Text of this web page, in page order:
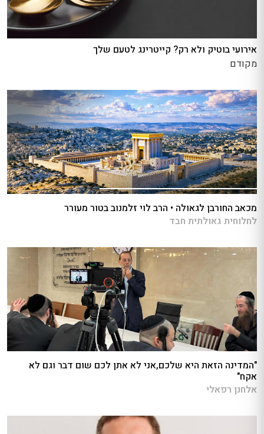
אירועי בוטיק ולא רק? קייטרינג לטעם שלך
מקודם
מכאב החורבן לגאולה • הרב לוי זלמנוב בטור מעורר
לחלוחית גאולתית חבד
"המדינה הזאת היא שלכם,אני לא אתן לכם שום דבר וגם לא
אקח"
אלחנן רפאלי